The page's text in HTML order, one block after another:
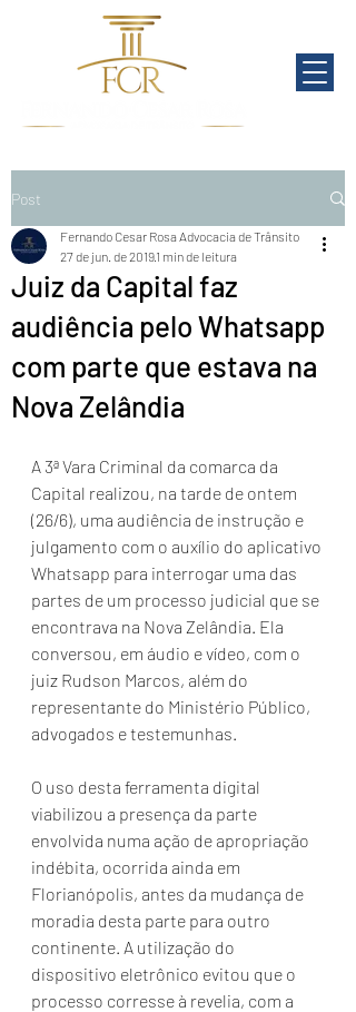
Post
Juiz da Capital faz
audiência pelo Whatsapp
com parte que estava na
Nova Zelândia
Fernando Cesar Rosa Advocacia de Trânsito
27 de jun. de 20191 min de leitura
A 3ª Vara Criminal da comarca da
Capital realizou, na tarde de ontem
(26/6), uma audiência de instrução e
julgamento com o auxílio do aplicativo
Whatsapp para interrogar uma das
partes de um processo judicial que se
encontrava na Nova Zelândia. Ela
conversou, em áudio e vídeo, com o
juiz Rudson Marcos, além do
representante do Ministério Público,
advogados e testemunhas.
O uso desta ferramenta digital
viabilizou a presença da parte
envolvida numa ação de apropriação
indébita, ocorrida ainda em
Florianópolis, antes da mudança de
moradia desta parte para outro
continente. A utilização do
dispositivo eletrônico evitou que o
processo corresse à revelia, com a